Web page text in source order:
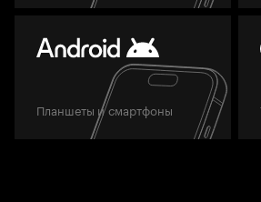
Планшеты и смартфоны